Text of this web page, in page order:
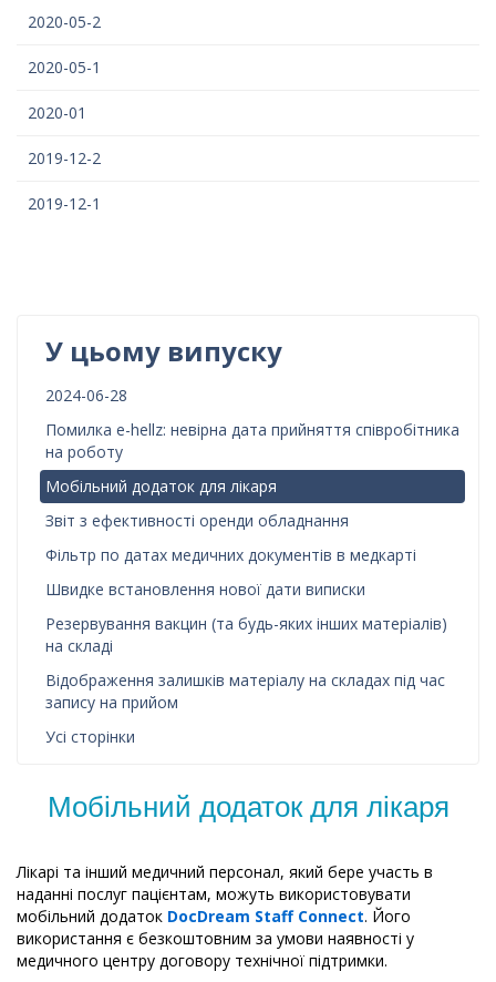
2020-05-2
2020-05-1
2020-01
2019-12-2
2019-12-1
У цьому випуску
2024-06-28
Помилка e-hellz: невірна дата прийняття співробітника
на роботу
Мобільний додаток для лікаря
Звіт з ефективності оренди обладнання
Фільтр по датах медичних документів в медкарті
Швидке встановлення нової дати виписки
Резервування вакцин (та будь-яких інших матеріалів)
на складі
Відображення залишків матеріалу на складах під час
запису на прийом
Усі сторінки
Мобільний додаток для лікаря
Лікарі та інший медичний персонал, який бере участь в
наданні послуг пацієнтам, можуть використовувати
мобільний додаток DocDream Staff Connect. Його
використання є безкоштовним за умови наявності у
медичного центру договору технічної підтримки.